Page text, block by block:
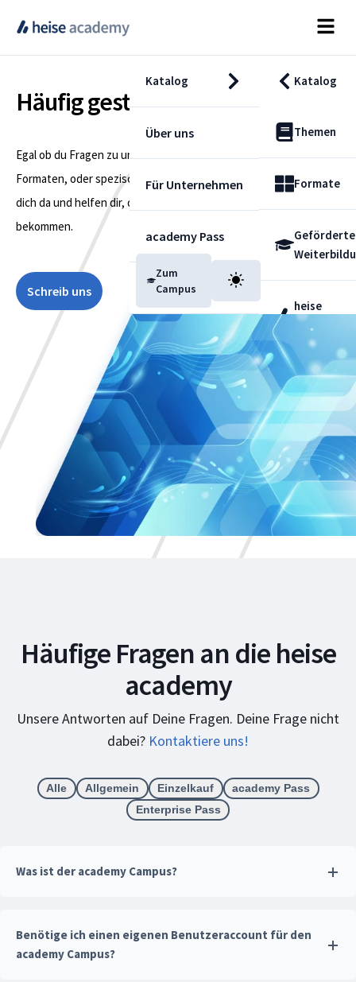
Katalog Katalog
Themen
Formate
Geförderte
heise
Über uns
Für Unternehmen
academy Pass
Blog
Zum
Campus
Häufig gestellte Fragen
Egal ob du Fragen zu unseren Lernlösungen, unseren
Formaten, oder spezischem Content hast – wir sind für
dich da und helfen dir, die passende Antwort zu
bekommen.
Schreib uns
Häufige Fragen an die heise
academy
Unsere Antworten auf Deine Fragen. Deine Frage nicht
dabei? Kontaktiere uns!
Alle Allgemein Einzelkauf
academy Pass
Enterprise Pass
Was ist der academy Campus?
Benötige ich einen eigenen Benutzeraccount für den
academy Campus?